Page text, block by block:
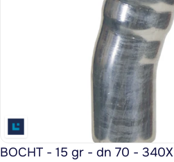
BOCHT - 15 gr - dn 70 - 340X